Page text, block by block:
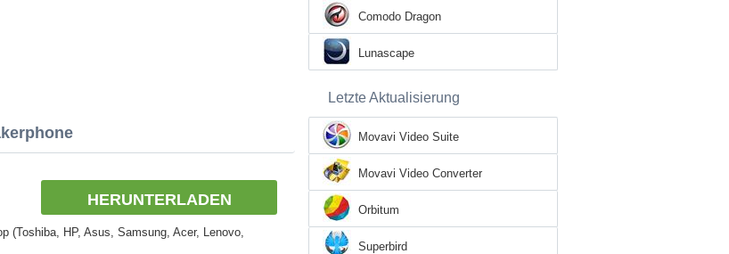
HERUNTERLADEN
(Toshiba, HP, Asus, Samsung, Acer, Lenovo,
Comodo Dragon
Lunascape
Letzte Aktualisierung
Movavi Video Suite
Movavi Video Converter
Orbitum
Superbird